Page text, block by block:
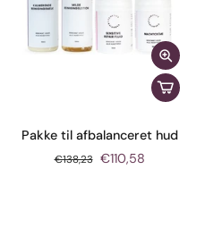
Pakke til afbalanceret hud
€138,23 €110,58